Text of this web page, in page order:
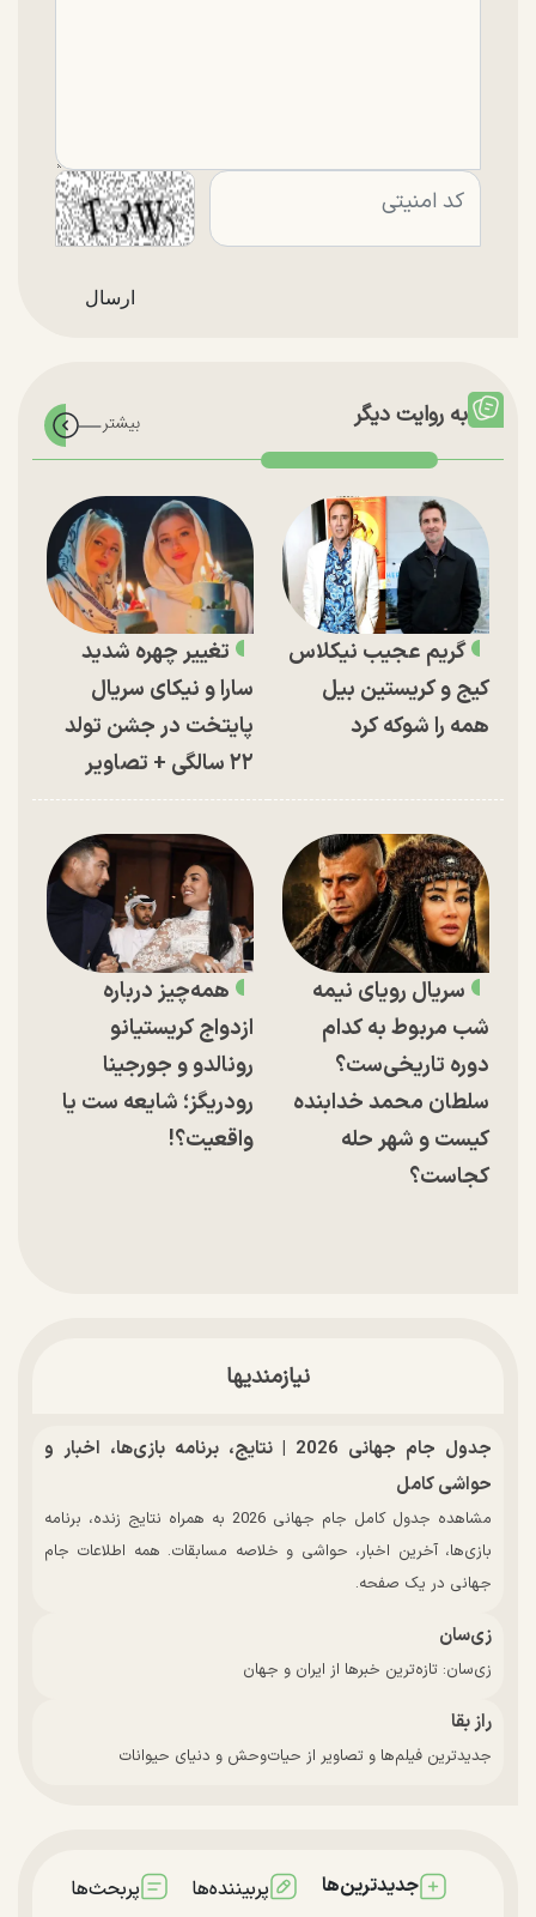
به روایت دیگر
گریم عجیب نیکلاس
کیج و کریستین بیل
همه را شوکه کرد
تغییر چهره شدید
سارا و نیکای سریال
پایتخت در جشن تولد
۲۲ سالگی + تصاویر
سریال رویای نیمه
شب مربوط به کدام
دوره تاریخی‌ست؟
سلطان محمد خدابنده
کیست و شهر حله
کجاست؟
همه‌چیز درباره
ازدواج کریستیانو
رونالدو و جورجینا
رودریگز؛ شایعه ست یا
واقعیت؟!
نیازمندیها
جدول جام جهانی 2026 | نتایج، برنامه بازی‌ها، اخبار و
حواشی کامل
مشاهده جدول کامل جام جهانی 2026 به همراه نتایج زنده، برنامه
بازی‌ها، آخرین اخبار، حواشی و خلاصه مسابقات. همه اطلاعات جام
جهانی در یک صفحه.
زی‌سان
زی‌سان: تازه‌ترین خبرها از ایران و جهان
راز بقا
جدیدترین فیلم‌ها و تصاویر از حیات‌وحش و دنیای حیوانات
جدیدترین‌ها پربیننده‌ها پربحث‌ها